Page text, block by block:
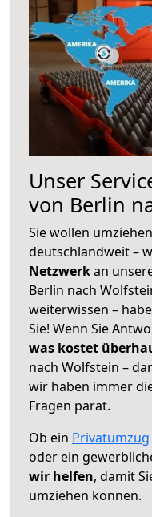
Unser
von Berlin
Sie wollen
deutschlandweit –
Netzwerkan
Berlin nach
weiterwissen –
Sie! Wenn Sie
was kostet
nach Wolfstein –
wir haben immer
Fragen parat.
Ob ein Privatumzug
oder ein
wir helfen, damit
umziehen können.